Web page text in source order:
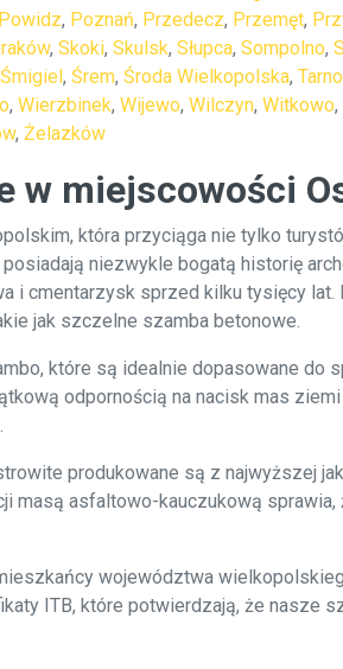
Powidz, Poznań, Przedecz, Przemęt,
, Skoki, Skulsk, Słupca, Sompolno,
Śmigiel, Śrem, Środa Wielkopolska,
, Wierzbinek, Wijewo, Wilczyn, Witkowo,
, Żelazków
w miejscowości
która przyciąga nie tylko
niezwykle bogatą historię
i cmentarzysk sprzed kilku tysięcy
jak szczelne szamba betonowe.
które są idealnie dopasowane do
odpornością na nacisk mas
produkowane są z najwyższej
masą asfaltowo-kauczukową
województwa
ITB, które potwierdzają, że nasze